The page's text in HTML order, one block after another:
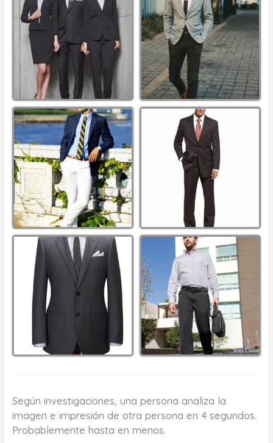
Según investigaciones, una persona analiza la
imagen e impresión de otra persona en 4 segundos.
Probablemente hasta en menos.